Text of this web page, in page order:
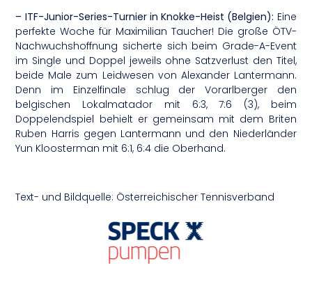
– ITF-Junior-Series-Turnier in Knokke-Heist (Belgien): Eine
perfekte Woche für Maximilian Taucher! Die große ÖTV-
Nachwuchshoffnung sicherte sich beim Grade-A-Event
im Single und Doppel jeweils ohne Satzverlust den Titel,
beide Male zum Leidwesen von Alexander Lantermann.
Denn im Einzelfinale schlug der Vorarlberger den
belgischen Lokalmatador mit 6:3, 7:6 (3), beim
Doppelendspiel behielt er gemeinsam mit dem Briten
Ruben Harris gegen Lantermann und den Niederländer
Yun Kloosterman mit 6:1, 6:4 die Oberhand.
Text- und Bildquelle: Österreichischer Tennisverband